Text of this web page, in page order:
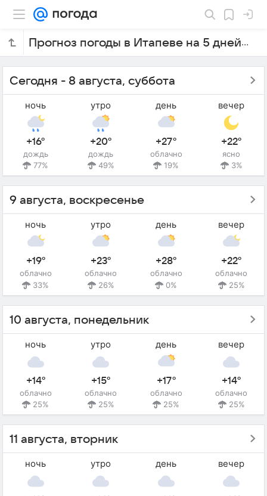
Прогноз погоды в Итапеве на 5 дней
Сегодня - 8 августа, суббота
ночь
+16°
дождь
77%
утро
+20°
дождь
49%
день
+27°
облачно
19%
вечер
+22°
ясно
3%
9 августа, воскресенье
ночь
+19°
облачно
33%
утро
+23°
облачно
26%
день
+28°
облачно
0%
вечер
+22°
облачно
25%
10 августа, понедельник
ночь
+14°
облачно
25%
утро
+15°
облачно
25%
день
+17°
облачно
25%
вечер
+14°
облачно
25%
11 августа, вторник
ночь утро день вечер